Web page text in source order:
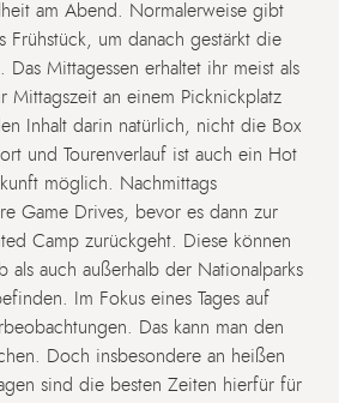
am Abend. Normalerweise gibt
Frühstück, um danach gestärkt die
Das Mittagessen erhaltet ihr meist als
Mittagszeit an einem Picknickplatz
Inhalt darin natürlich, nicht die Box
und Tourenverlauf ist auch ein Hot
möglich. Nachmittags
Game Drives, bevor es dann zur
Camp zurückgeht. Diese können
als auch außerhalb der Nationalparks
Im Fokus eines Tages auf
Das kann man den
Doch insbesondere an heißen
sind die besten Zeiten hierfür für